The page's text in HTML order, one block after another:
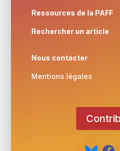
Ressources de la PAFF
Rechercher un article
Nous contacter
Mentions légales